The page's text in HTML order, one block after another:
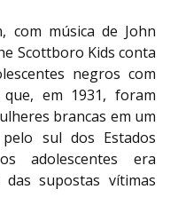
com música de John
Scottboro Kids conta
negros com
em 1931, foram
brancas em um
sul dos Estados
adolescentes era
supostas vítimas